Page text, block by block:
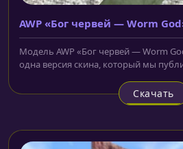
AWP «Бог червей — Worm
Модель AWP «Бог червей — Worm
одна версия скина, который мы
Скачать